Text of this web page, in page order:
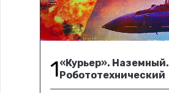
1«Курьер». Наземный.
Робототехнический